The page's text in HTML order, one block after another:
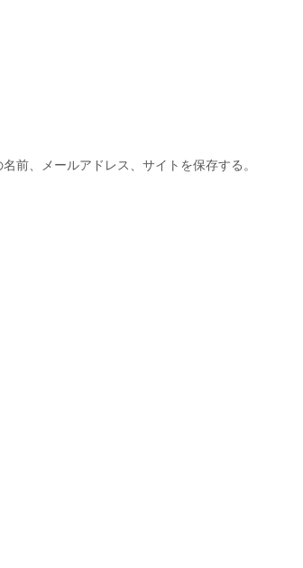
前、メールアドレス、サイトを保存する。